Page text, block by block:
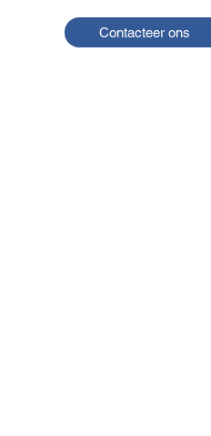
Contacteer ons